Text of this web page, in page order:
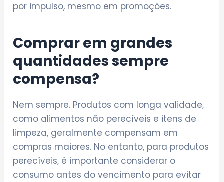
por impulso, mesmo em promoções.
Comprar em grandes
quantidades sempre
compensa?
Nem sempre. Produtos com longa validade,
como alimentos não perecíveis e itens de
limpeza, geralmente compensam em
compras maiores. No entanto, para produtos
perecíveis, é importante considerar o
consumo antes do vencimento para evitar